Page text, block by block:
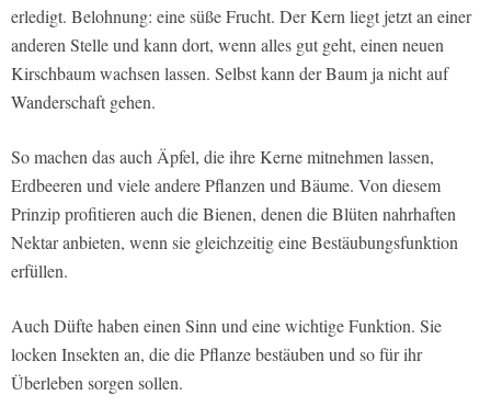
erledigt. Belohnung: eine süße Frucht. Der Kern liegt jetzt an einer
anderen Stelle und kann dort, wenn alles gut geht, einen neuen
Kirschbaum wachsen lassen. Selbst kann der Baum ja nicht auf
Wanderschaft gehen.
So machen das auch Äpfel, die ihre Kerne mitnehmen lassen,
Erdbeeren und viele andere Pflanzen und Bäume. Von diesem
Prinzip profitieren auch die Bienen, denen die Blüten nahrhaften
Nektar anbieten, wenn sie gleichzeitig eine Bestäubungsfunktion
erfüllen.
Auch Düfte haben einen Sinn und eine wichtige Funktion. Sie
locken Insekten an, die die Pflanze bestäuben und so für ihr
Überleben sorgen sollen.